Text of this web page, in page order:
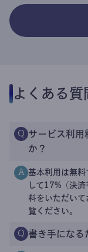
よくある質
Q サービス利用
か？
A 基本利用は無料
して17%（決
料をいただいて
覧ください。
Q 書き手になる